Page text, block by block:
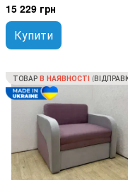
15 229 грн
Купити
ТОВАР В НАЯВНОСТІ (ВІДПРАВКА ЗА 1